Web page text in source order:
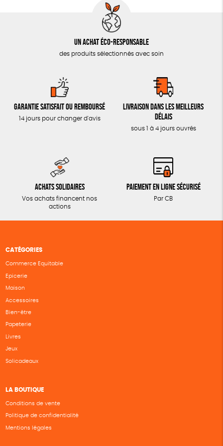
Un achat éco-responsable
des produits sélectionnés avec soin
Garantie satisfait ou remboursé
14 jours pour changer d'avis
Livraison dans les meilleurs
délais
sous 1 à 4 jours ouvrés
Achats solidaires
Vos achats financent nos
actions
Paiement en ligne sécurisé
Par CB
CATÉGORIES
Commerce Equitable
Epicerie
Maison
Accessoires
Bien-être
Papeterie
Livres
Jeux
Solicadeaux
LA BOUTIQUE
Conditions de vente
Politique de confidentialité
Mentions légales